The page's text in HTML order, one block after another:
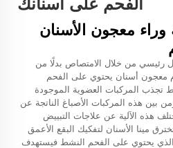
وراء معجون الأسنان
رئيسي من خلال الامتصاص بدلًا من
معجون أسنان يحتوي على الفحم
تجذب المركبات العضوية الموجودة
بين هذه المركبات الأصباغ الناتجة عن
هذه الآلية عن علاجات التبييض
مينا الأسنان لتفكيك البقع الأعمق
يحتوي على الفحم النشط فيستهدف